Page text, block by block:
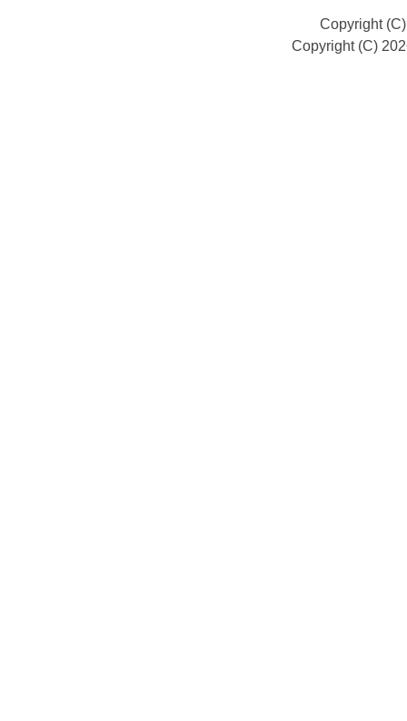
Copyright
Copyright (C)